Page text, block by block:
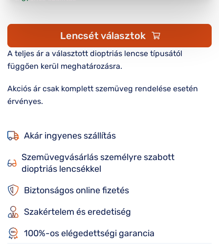
Lencsét választok
A teljes ár a választott dioptriás lencse típusától
függően kerül meghatározásra.
Akciós ár csak komplett szemüveg rendelése esetén
érvényes.
Akár ingyenes szállítás
Szemüvegvásárlás személyre szabott
dioptriás lencsékkel
Biztonságos online fizetés
Szakértelem és eredetiség
100%-os elégedettségi garancia